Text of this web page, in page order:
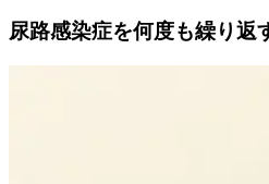
尿路感染症を何度も繰り返